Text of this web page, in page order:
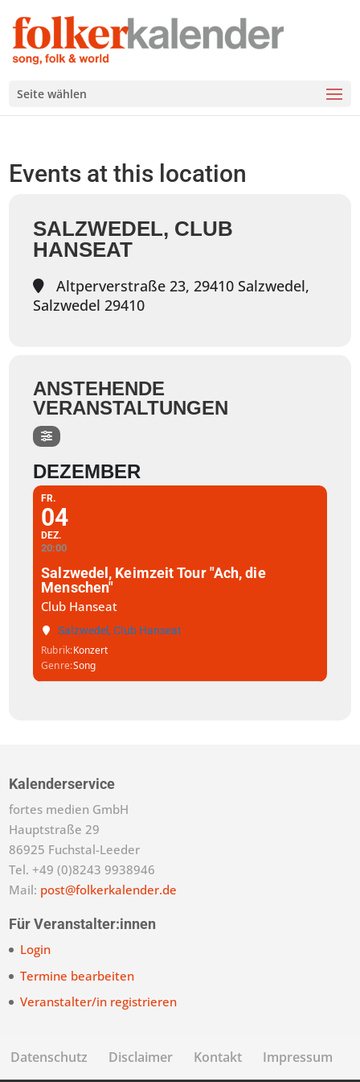
Seite wählen
Events at this location
SALZWEDEL, CLUB
HANSEAT
Altperverstraße 23, 29410 Salzwedel,
Salzwedel 29410
ANSTEHENDE
VERANSTALTUNGEN
DEZEMBER
FR.
04
DEZ.
20:00
Salzwedel, Keimzeit Tour "Ach, die
Menschen"
Club Hanseat
Salzwedel, Club Hanseat
Rubrik Konzert
Genre Song
Kalenderservice
fortes medien GmbH
Hauptstraße 29
86925 Fuchstal-Leeder
Tel. +49 (0)8243 9938946
Mail: post@folkerkalender.de
Für Veranstalter:innen
Login
Termine bearbeiten
Veranstalter/in registrieren
Datenschutz Disclaimer Kontakt Impressum